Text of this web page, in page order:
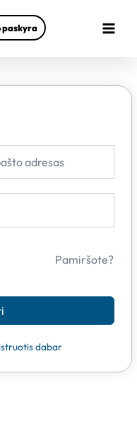
paskyra
Menu
Pamiršote?
dabar